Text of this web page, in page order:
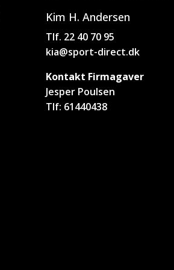
Kim H. Andersen
Tlf. 22 40 70 95
kia@sport-direct.dk
Kontakt Firmagaver
Jesper Poulsen
Tlf: 61440438